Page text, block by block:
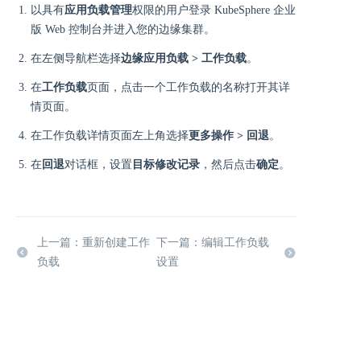
以具有应用负载管理权限的用户登录 KubeSphere 企业
版 Web 控制台并进入您的边缘集群。
在左侧导航栏选择边缘应用负载 > 工作负载。
在工作负载页面，点击一个工作负载的名称打开其详
情页面。
在工作负载详情页面左上角选择更多操作 > 回退。
在回退对话框，设置 目标修改记录 ，然后点击确定。
上一篇：重新创建工作
负载
下一篇：编辑工作负载
设置